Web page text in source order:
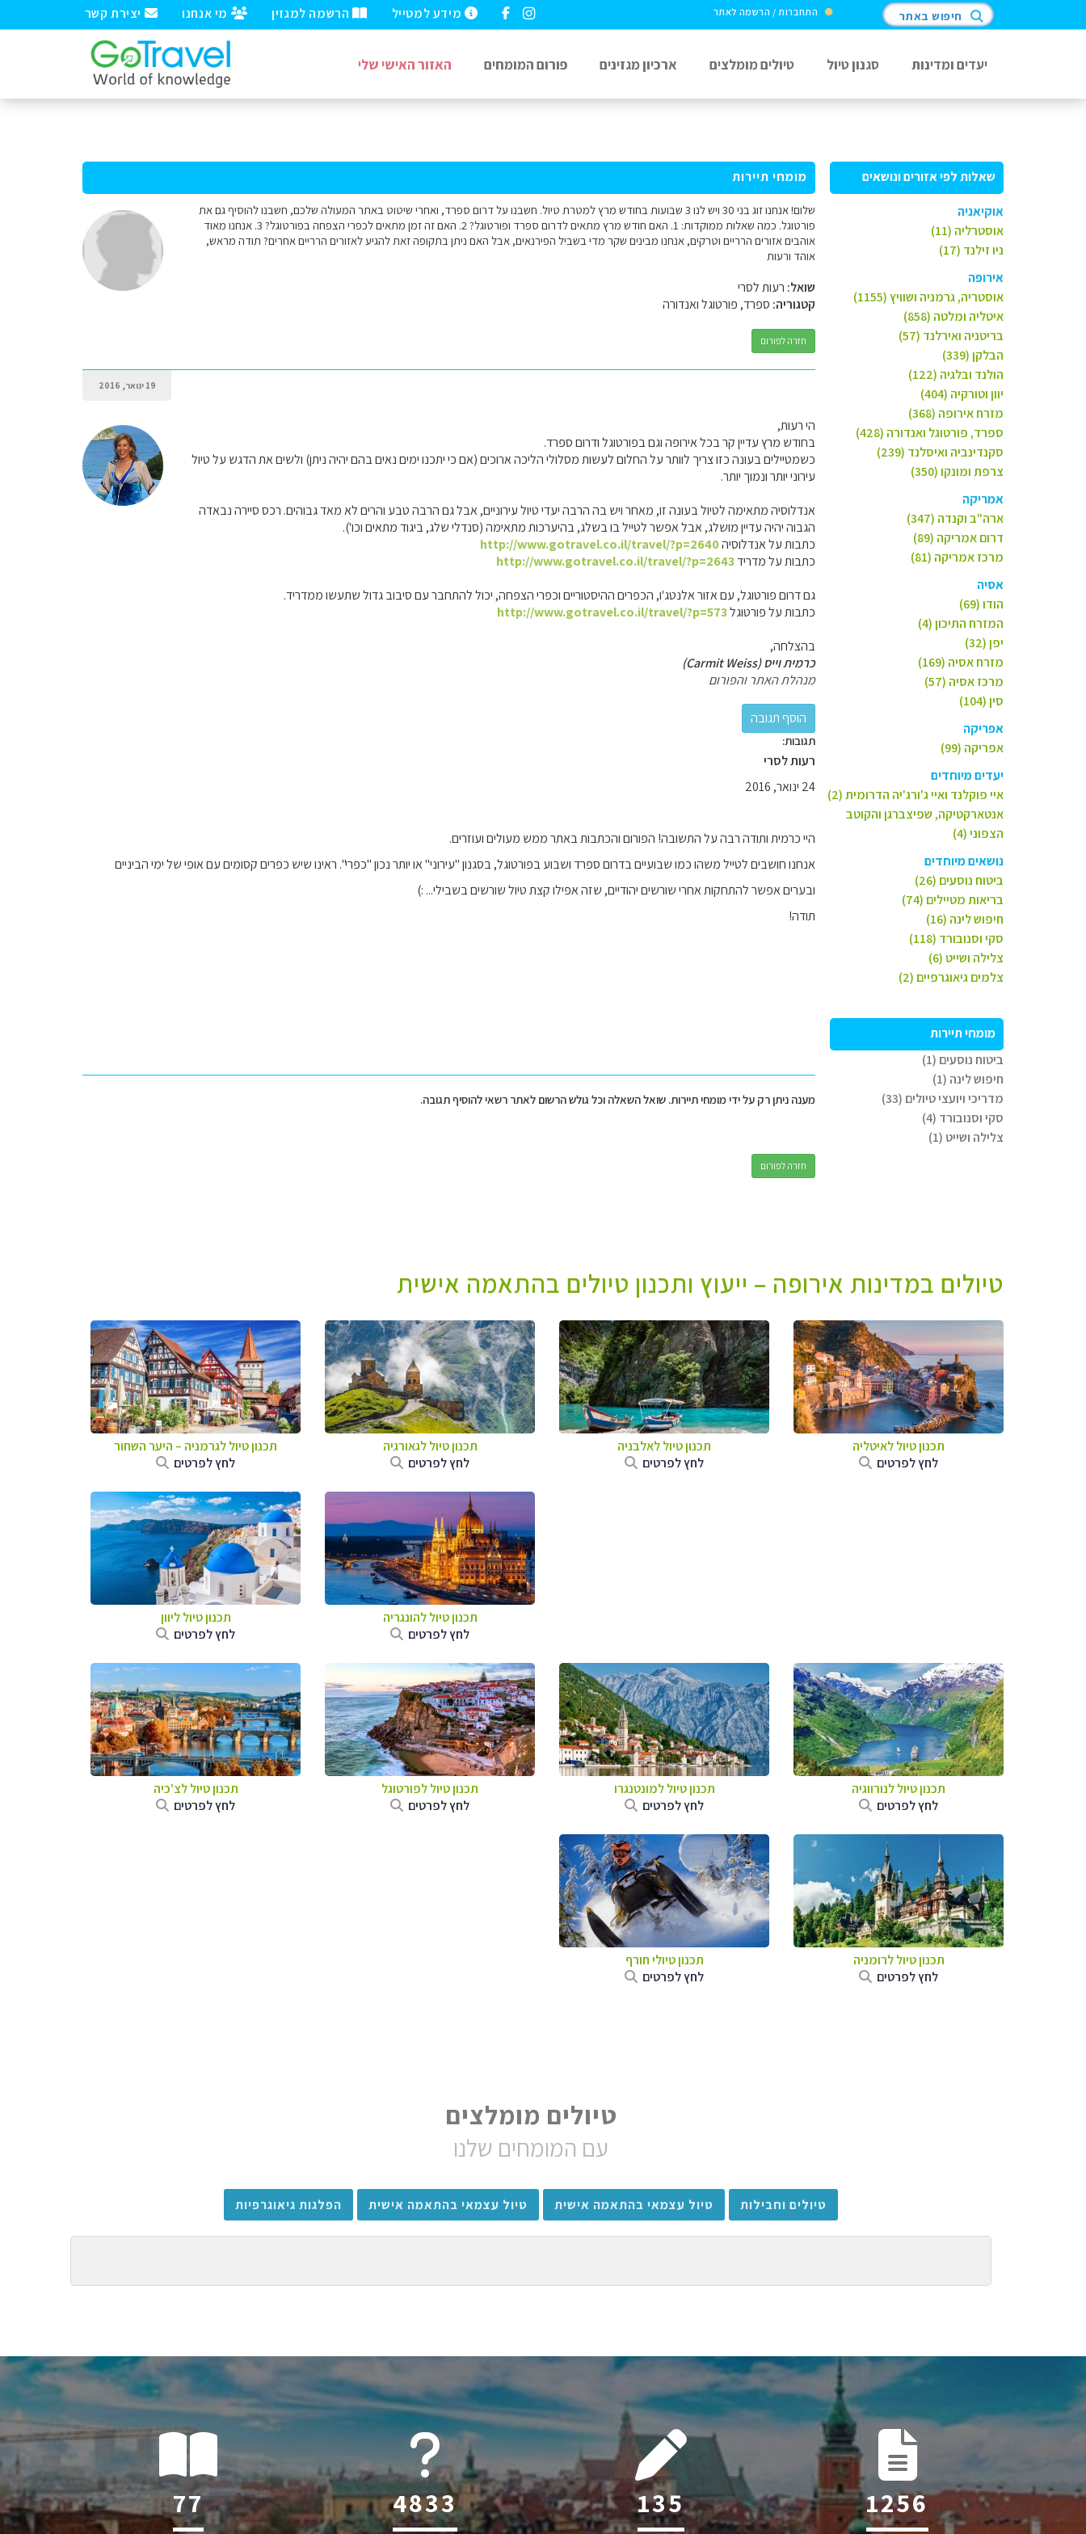
יצירת קשר מי אנחנו הרשמה למגזין מידע למטייל התחברות / הרשמה לאתר חיפוש באתר
יעדים ומדינות סגנון טיול טיולים מומלצים ארכיון מגזינים פורום המומחים האזור האישי שלי
שאלות לפי אזורים ונושאים
אוקיאניה
אוסטרליה (11)
ניו זילנד (17)
אירופה
אוסטריה, גרמניה ושוויץ (1155)
איטליה ומלטה (858)
בריטניה ואירלנד (57)
הבלקן (339)
הולנד ובלגיה (122)
יוון וטורקיה (404)
מזרח אירופה (368)
ספרד, פורטוגל ואנדורה (428)
סקנדינביה ואיסלנד (239)
צרפת ומונקו (350)
אמריקה
ארה"ב וקנדה (347)
דרום אמריקה (89)
מרכז אמריקה (81)
אסיה
הודו (69)
המזרח התיכון (4)
יפן (32)
מזרח אסיה (169)
מרכז אסיה (57)
סין (104)
אפריקה
אפריקה (99)
יעדים מיוחדים
איי פוקלנד ואיי ג'ורג'יה הדרומית (2)
אנטארקטיקה, שפיצברגן והקוטב
הצפוני (4)
נושאים מיוחדים
ביטוח נוסעים (26)
בריאות מטיילים (74)
חיפוש לינה (16)
סקי וסנובורד (118)
צלילה ושייט (6)
צלמים גיאוגרפיים (2)
מומחי תיירות
ביטוח נוסעים (1)
חיפוש לינה (1)
מדריכי ויועצי טיולים (33)
סקי וסנובורד (4)
צלילה ושייט (1)
מומחי תיירות
שלום! אנחנו זוג בני 30 ויש לנו 3 שבועות בחודש מרץ למטרת טיול. חשבנו על דרום ספרד, ואחרי שיטוט באתר המעולה שלכם, חשבנו להוסיף גם את
פורטוגל. כמה שאלות ממוקדות: 1. האם חודש מרץ מתאים לדרום ספרד ופורטוגל? 2. האם זה זמן מתאים לכפרי הצפחה בפורטוגל? 3. אנחנו מאוד
אוהבים אזורים הרריים וטרקים, אנחנו מבינים שקר מדי בשביל הפירנאים, אבל האם ניתן בתקופה זאת להגיע לאזורים הרריים אחרים? תודה מראש,
אוהד ורעות
שואל: רעות לסרי
קטגוריה: ספרד, פורטוגל ואנדורה
חזרה לפורום
19 ינואר, 2016
הי רעות,
בחודש מרץ עדיין קר בכל אירופה וגם בפורטוגל ודרום ספרד.
כשמטיילים בעונה כזו צריך לוותר על החלום לעשות מסלולי הליכה ארוכים (אם כי יתכנו ימים נאים בהם יהיה ניתן) ולשים את הדגש על טיול
עירוני יותר ונמוך יותר.
אנדלוסיה מתאימה לטיול בעונה זו, מאחר ויש בה הרבה יעדי טיול עירוניים, אבל גם הרבה טבע והרים לא מאד גבוהים. רכס סיירה נבאדה
הגבוה יהיה עדיין מושלג, אבל אפשר לטייל בו בשלג, בהיערכות מתאימה (סנדלי שלג, ביגוד מתאים וכו').
כתבות על אנדלוסיהhttp://www.gotravel.co.il/travel/?p=2640
כתבות על מדרידhttp://www.gotravel.co.il/travel/?p=2643
גם דרום פורטוגל, עם אזור אלנטג'ו, הכפרים ההיסטוריים וכפרי הצפחה, יכול להתחבר עם סיבוב גדול שתעשו ממדריד.
כתבות על פורטוגלhttp://www.gotravel.co.il/travel/?p=573
בהצלחה,
כרמית וייס (Carmit Weiss)
מנהלת האתר והפורום
תגובות:
רעות לסרי
24 ינואר, 2016
היי כרמית ותודה רבה על התשובה! הפורום והכתבות באתר ממש מעולים ועוזרים.
אנחנו חושבים לטייל משהו כמו שבועיים בדרום ספרד ושבוע בפורטוגל, בסגנון "עירוני" או יותר נכון "כפרי". ראינו שיש כפרים קסומים עם אופי של ימי הביניים
ובערים אפשר להתחקות אחרי שורשים יהודיים, שזה אפילו קצת טיול שורשים בשבילי... :)
תודה!
מענה ניתן רק על ידי מומחי תיירות. שואל השאלה וכל גולש הרשום לאתר רשאי להוסיף תגובה.
חזרה לפורום
טיולים במדינות אירופה – ייעוץ ותכנון טיולים בהתאמה אישית
תכנון טיול לאיטליה
לחץ לפרטים
תכנון טיול לאלבניה
לחץ לפרטים
תכנון טיול לגאורגיה
לחץ לפרטים
תכנון טיול לגרמניה – היער השחור
לחץ לפרטים
תכנון טיול להונגריה
לחץ לפרטים
תכנון טיול ליוון
לחץ לפרטים
תכנון טיול לנורווגיה
לחץ לפרטים
תכנון טיול למונטנגרו
לחץ לפרטים
תכנון טיול לפורטוגל
לחץ לפרטים
תכנון טיול לצ'כיה
לחץ לפרטים
תכנון טיול לרומניה
לחץ לפרטים
תכנון טיולי חורף
לחץ לפרטים
טיולים מומלצים
עם המומחים שלנו
טיולים וחבילות טיול עצמאי בהתאמה אישית טיול עצמאי בהתאמה אישית הפלגות גיאוגרפיות
117 6045 205 1906